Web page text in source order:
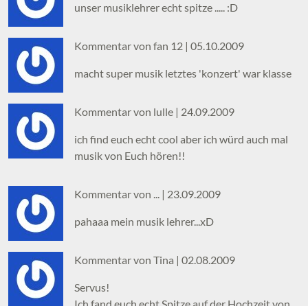
unser musiklehrer echt spitze ..... :D
Kommentar von fan 12 | 05.10.2009
macht super musik letztes 'konzert' war klasse
Kommentar von lulle | 24.09.2009
ich find euch echt cool aber ich würd auch mal
musik von Euch hören!!
Kommentar von ... | 23.09.2009
pahaaa mein musik lehrer...xD
Kommentar von Tina | 02.08.2009
Servus!